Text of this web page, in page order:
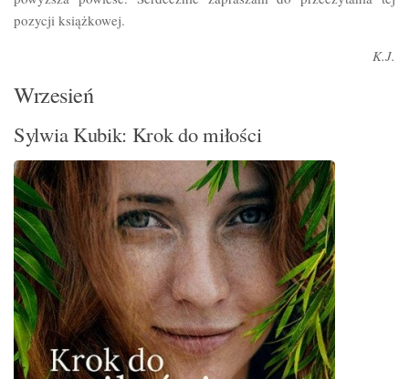
pozycji książkowej.
K.J.
Wrzesień
Sylwia Kubik: Krok do miłości